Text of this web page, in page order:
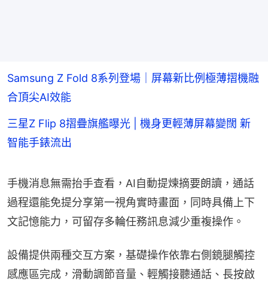
Samsung Z Fold 8系列登場｜屏幕新比例極薄摺機融
合頂尖AI效能
三星Z Flip 8摺疊旗艦曝光 | 機身更輕薄屏幕變闊 新
智能手錶流出
手機消息無需抬手查看，AI自動提煉摘要朗讀，通話
過程還能免提分享第一視角實時畫面，同時具備上下
文記憶能力，可留存多輪任務訊息減少重複操作。
設備提供兩種交互方案，基礎操作依靠右側鏡腿觸控
感應區完成，滑動調節音量、輕觸接聽通話、長按啟